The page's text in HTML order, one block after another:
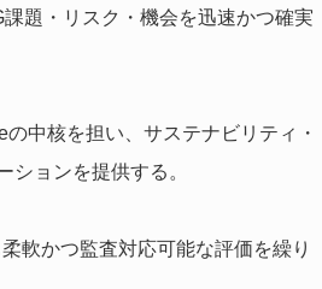
題・リスク・機会を迅速かつ確実
中核を担い、サステナビリティ・
ョンを提供する。
軟かつ監査対応可能な評価を繰り